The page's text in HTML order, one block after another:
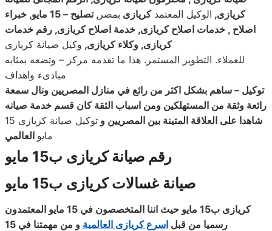
كريازى, الوكيل المعتمدكريازى بمصر
, تصليح – 15 مايو, خبراء
اصلاح , خدمات اصلاح كريازى, خدمة اصلاح كريازى, رقم خدمات
كريازى, وكلاء كريازى, وكيل صيانة كريازى
للعملاء. التطوير المستمر. هذا ما تقدمه مركز – وتضعه بمثابه
مبادىء واهداف
توكيل – ساهم بشكل اكثر من رائع في منازل المصريين ونال سمعة
رائعة وثقة من المستهلكين ومن اسباب الثقة كان قسم خدمة صيانه
شاهدا على العلاقة المتينة بين المصريين و
توكيل صيانة كريازى 15
مايو العالمي
رقم صيانة كريازى ب15 مايو
صيانة غسالات كريازى ب15 مايو
كريازى ب15 مايو حيث اننا المتخصصون في 15 مايو
المعتمدون
رسميا من قبل اسرعكريازى العالمية
و من مهمتنا في 15